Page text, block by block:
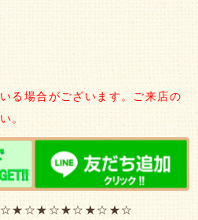
る場合がございます。ご来店の
。